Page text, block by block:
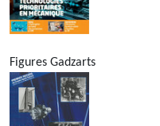
Figures Gadzarts